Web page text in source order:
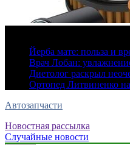
Йерба мате: польза и
Врач Лобан:
Диетолог раскрыл
Ортопед Литвиненко
Автозапчасти
Новостная рассылка
Случайные новости